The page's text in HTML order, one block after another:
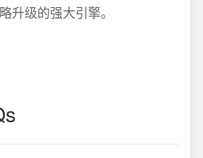
升级的强大引擎。